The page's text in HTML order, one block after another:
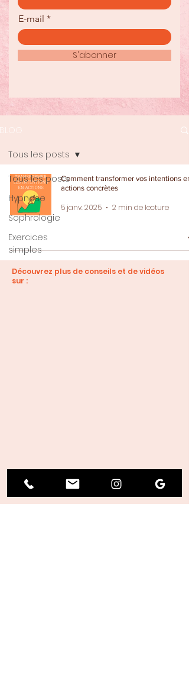
E-mail
S'abonner
BLOG
Tous les posts
Hypnose
Sophrologie
Exercices
simples
Tous les posts
Comment transformer vos intentions en
actions concrètes
5 janv. 2025 2 min de lecture
Découvrez plus de conseils et de vidéos
sur :